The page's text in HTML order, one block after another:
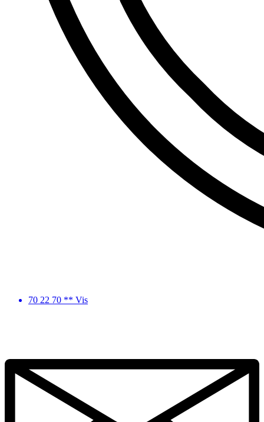
70 22 70 ** Vis